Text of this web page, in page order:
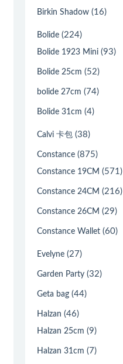
Birkin Shadow (16)
Bolide (224)
Bolide 1923 Mini (93)
Bolide 25cm (52)
bolide 27cm (74)
Bolide 31cm (4)
Calvi 卡包 (38)
Constance (875)
Constance 19CM (571)
Constance 24CM (216)
Constance 26CM (29)
Constance Wallet (60)
Evelyne (27)
Garden Party (32)
Geta bag (44)
Halzan (46)
Halzan 25cm (9)
Halzan 31cm (7)